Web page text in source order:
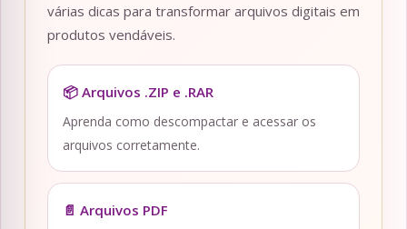
várias dicas para transformar arquivos digitais em
produtos vendáveis.
📦 Arquivos .ZIP e .RAR
Aprenda como descompactar e acessar os
arquivos corretamente.
📄 Arquivos PDF